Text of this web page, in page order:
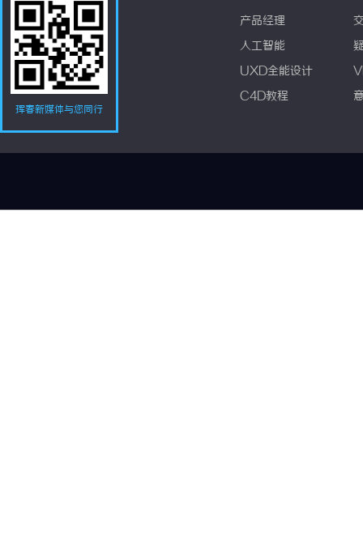
珲春新媒体与您同行
产品经理
人工智能
UXD全能设计
C4D教程